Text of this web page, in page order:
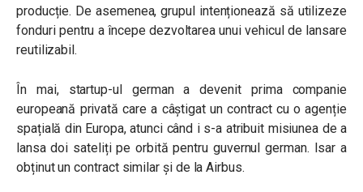
producție. De asemenea, grupul intenționează să utilizeze
fonduri pentru a începe dezvoltarea unui vehicul de lansare
reutilizabil.
În mai, startup-ul german a devenit prima companie
europeană privată care a câștigat un contract cu o agenție
spațială din Europa, atunci când i s-a atribuit misiunea de a
lansa doi sateliți pe orbită pentru guvernul german. Isar a
obținut un contract similar și de la Airbus.